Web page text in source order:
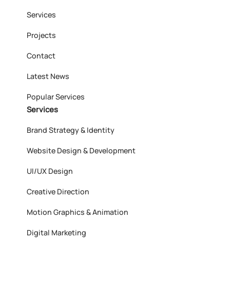
Services
Projects
Contact
Latest News
Popular Services
Services
Brand Strategy & Identity
Website Design & Development
UI/UX Design
Creative Direction
Motion Graphics & Animation
Digital Marketing